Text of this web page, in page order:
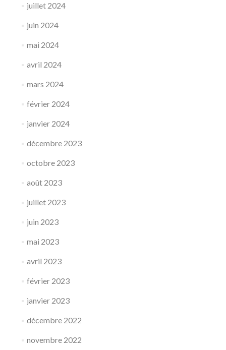
juillet 2024
juin 2024
mai 2024
avril 2024
mars 2024
février 2024
janvier 2024
décembre 2023
octobre 2023
août 2023
juillet 2023
juin 2023
mai 2023
avril 2023
février 2023
janvier 2023
décembre 2022
novembre 2022